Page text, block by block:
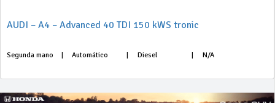
AUDI – A4 – Advanced 40 TDI 150 kWS tronic
Segunda mano Automático Diesel N/A